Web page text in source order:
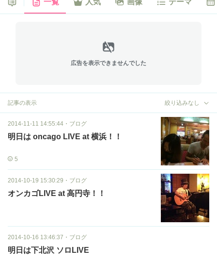
一覧 人気 画像 テーマ
広告を表示できませんでした
記事の表示 絞り込みなし
2014-11-11 14:55:44 ・ ブログ
明日は oncago LIVE at 横浜！！
5
2014-10-19 15:30:29 ・ ブログ
オンカゴLIVE at 高円寺！！
2014-10-16 13:46:37 ・ ブログ
明日は下北沢 ソロLIVE